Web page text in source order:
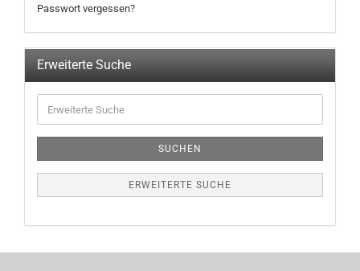
Passwort vergessen?
Erweiterte Suche
SUCHEN
ERWEITERTE SUCHE